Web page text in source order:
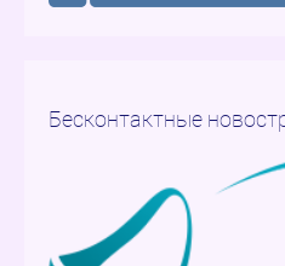
Бесконтактные